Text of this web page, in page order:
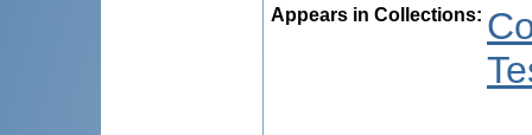
Appears in Collections: